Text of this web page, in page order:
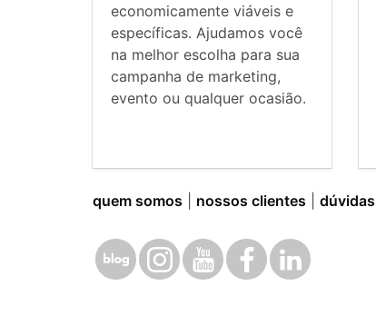
economicamente viáveis e
específicas. Ajudamos você
na melhor escolha para sua
campanha de marketing,
evento ou qualquer ocasião.
quem somos nossos clientes dúvidas